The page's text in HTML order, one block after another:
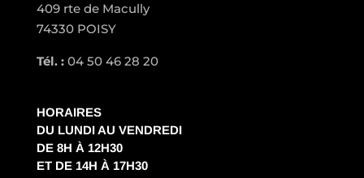
409 rte de Macully
74330 POISY
Tél. :04 50 46 28 20
HORAIRES
DU LUNDI AU VENDREDI
DE 8H À 12H30
ET DE 14H À 17H30